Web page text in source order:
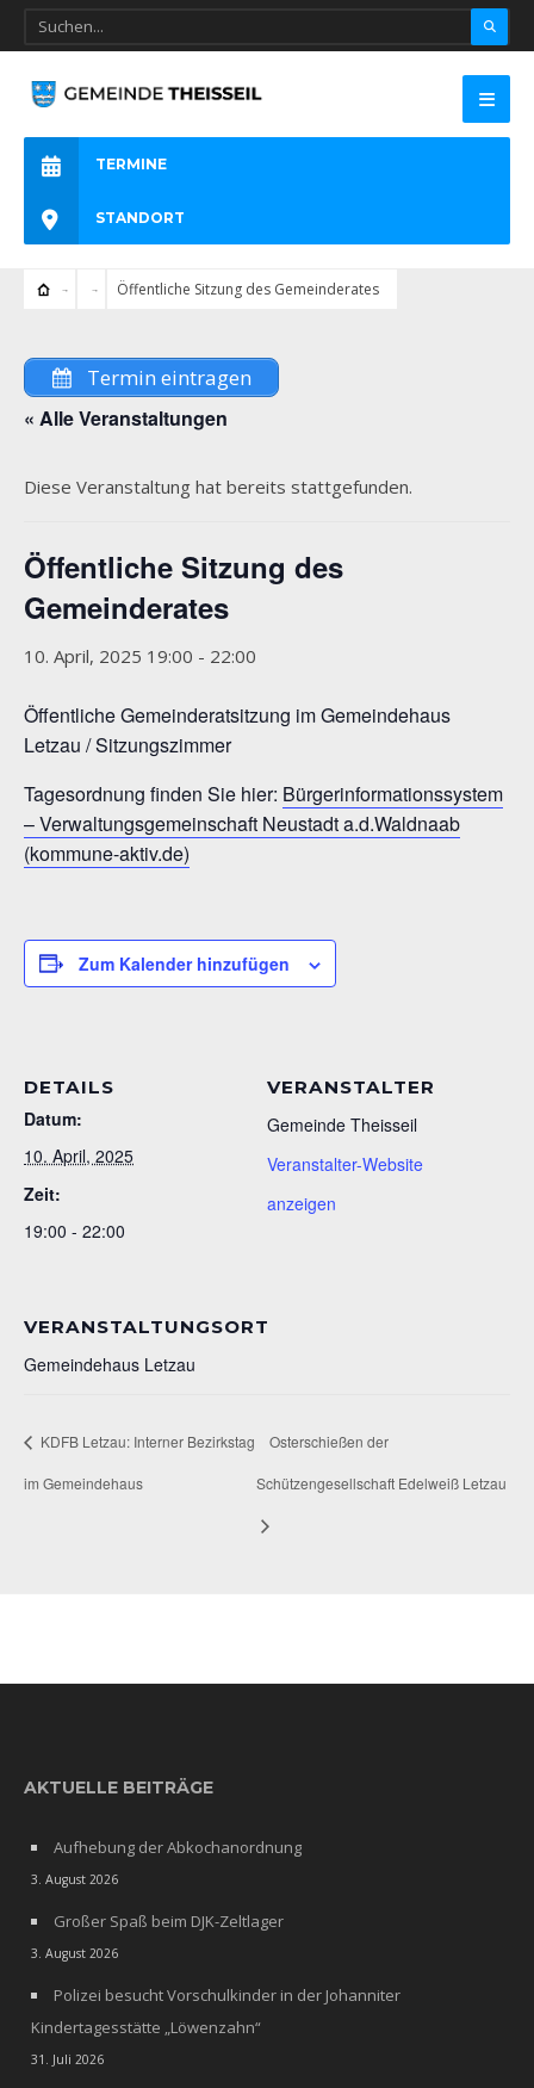
TERMINE
STANDORT
Öffentliche Sitzung des Gemeinderates
Termin eintragen
« Alle Veranstaltungen
Diese Veranstaltung hat bereits stattgefunden.
Öffentliche Sitzung des
Gemeinderates
10. April, 2025 19:00 - 22:00
Öffentliche Gemeinderatsitzung im Gemeindehaus
Letzau / Sitzungszimmer
Tagesordnung finden Sie hier: Bürgerinformationssystem
– Verwaltungsgemeinschaft Neustadt a.d.Waldnaab
(kommune-aktiv.de)
Zum Kalender hinzufügen
DETAILS
Datum:
10. April, 2025
Zeit:
19:00 - 22:00
VERANSTALTER
Gemeinde Theisseil
Veranstalter-Website
anzeigen
VERANSTALTUNGSORT
Gemeindehaus Letzau
KDFB Letzau: Interner Bezirkstag
im Gemeindehaus
Osterschießen der
Schützengesellschaft Edelweiß Letzau
AKTUELLE BEITRÄGE
Aufhebung der Abkochanordnung
3. August 2026
Großer Spaß beim DJK-Zeltlager
3. August 2026
Polizei besucht Vorschulkinder in der Johanniter
Kindertagesstätte „Löwenzahn“
31. Juli 2026